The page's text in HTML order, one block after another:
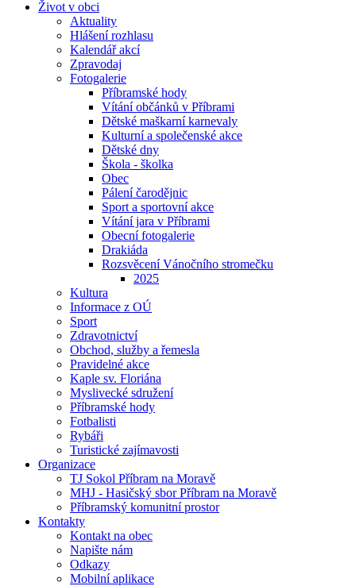
Život v obci
Aktuality
Hlášení rozhlasu
Kalendář akcí
Zpravodaj
Fotogalerie
Příbramské hody
Vítání občánků v Příbrami
Dětské maškarní karnevaly
Kulturní a společenské akce
Dětské dny
Škola - školka
Obec
Pálení čarodějnic
Sport a sportovní akce
Vítání jara v Příbrami
Obecní fotogalerie
Drakiáda
Rozsvěcení Vánočního stromečku
2025
Kultura
Informace z OÚ
Sport
Zdravotnictví
Obchod, služby a řemesla
Pravidelné akce
Kaple sv. Floriána
Myslivecké sdružení
Příbramské hody
Fotbalisti
Rybáři
Turistické zajímavosti
Organizace
TJ Sokol Příbram na Moravě
MHJ - Hasičský sbor Příbram na Moravě
Příbramský komunitní prostor
Kontakty
Kontakt na obec
Napište nám
Odkazy
Mobilní aplikace